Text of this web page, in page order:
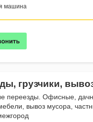
машина
грузчики,
переезды. Офисные,
вывоз мусора,